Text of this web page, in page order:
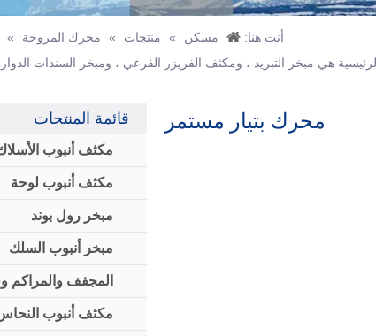
أنت هنا: مسكن » منتجات » محرك المروحة »
هي مبخر التبريد ، ومكثف الفريزر الفرعي ، ومبخر السندات
قائمة المنتجات
مكثف أنبوب
مكثف أنبوب لوحة
مبخر رول بوند
مبخر أنبوب السلك
المجفف
مكثف أنبوب النحاس
محرك بتيار مستمر